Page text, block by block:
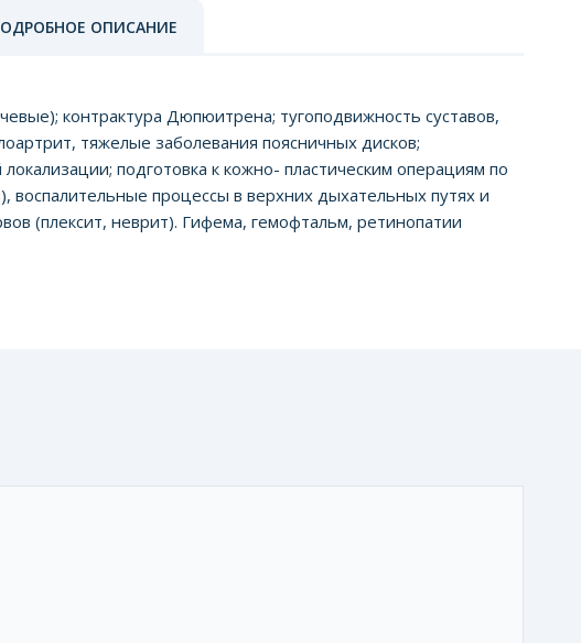
ОПИСАНИЕ
контрактура Дюпюитрена; тугоподвижность суставов,
тяжелые заболевания поясничных дисков;
подготовка к кожно- пластическим операциям по
процессы в верхних дыхательных путях и
(плексит, неврит). Гифема, гемофтальм, ретинопатии